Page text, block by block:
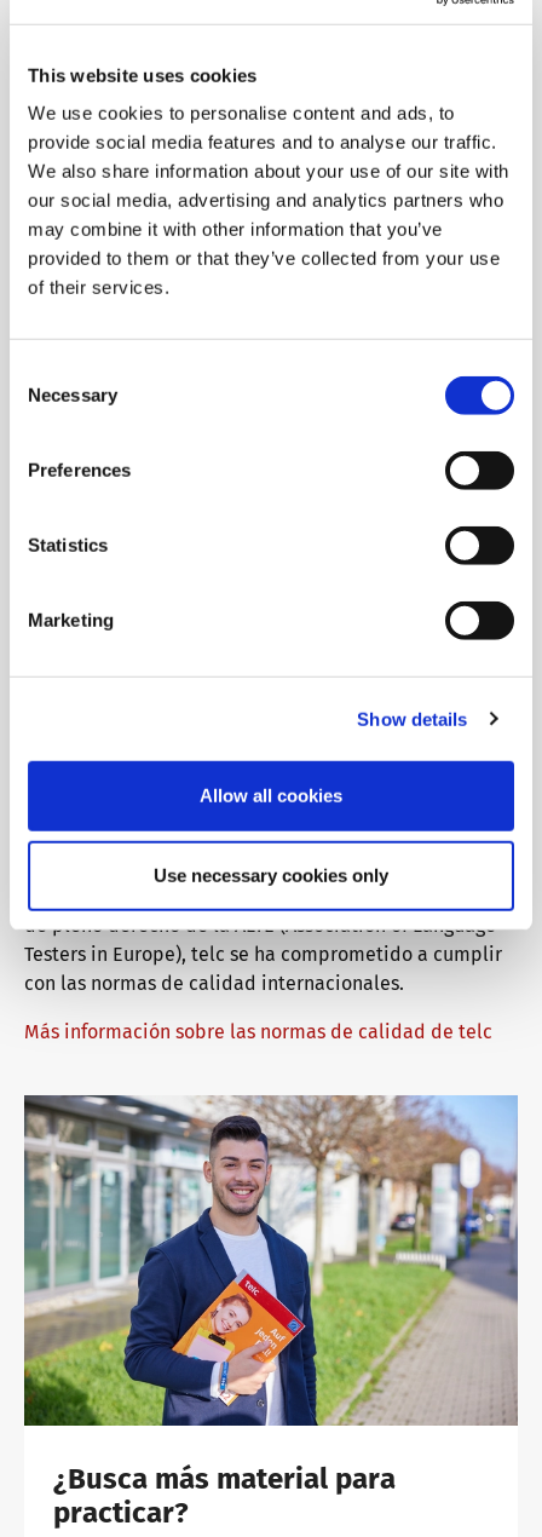
This website uses cookies
We use cookies to personalise content and ads, to
provide social media features and to analyse our traffic.
We also share information about your use of our site with
our social media, advertising and analytics partners who
may combine it with other information that you’ve
provided to them or that they’ve collected from your use
of their services.
Selection
Necessary
Preferences
Statistics
Marketing
Show details
Allow all cookies
Use necessary cookies only
comunicarse en situaciones sencillas y rutinarias
simple y directo sobre temas conocidos y
habituales.
describir su origen y formación, así como cosas
relacionadas con sus necesidades inmediatas.
Los estudiantes de nivel B1 pueden
comunicarse de forma sencilla y coherente en
situaciones cotidianas, en el trabajo y durante los
propio ámbito de interés.
Participar en conversaciones sobre la familia, los
pasatiempos, el trabajo y la actualidad, relatar
experiencias, describir objetivos y justificar
Utilizar correctamente la gramática y el lenguaje.
Pueden comprender y redactar textos sencillos y
¿Por qué debería elegir los
exámenes de idiomas telc?
internacionalmente por escuelas, universidades,
empresas y organismos oficiales como prueba del
conocimiento del idioma en los seis niveles del Marco
de pleno derecho de la ALTE (Association of Language
Testers in Europe), telc se ha comprometido a cumplir
con las normas de calidad internacionales.
Más información sobre las normas de calidad de telc
¿Busca más material para
practicar?